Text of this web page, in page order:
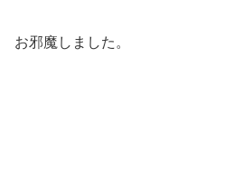
お邪魔しました。